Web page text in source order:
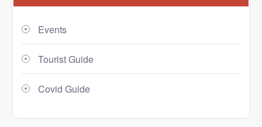
Events
Tourist Guide
Covid Guide